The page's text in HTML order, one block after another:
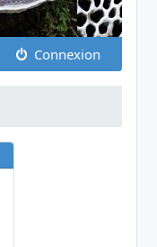
Connexion